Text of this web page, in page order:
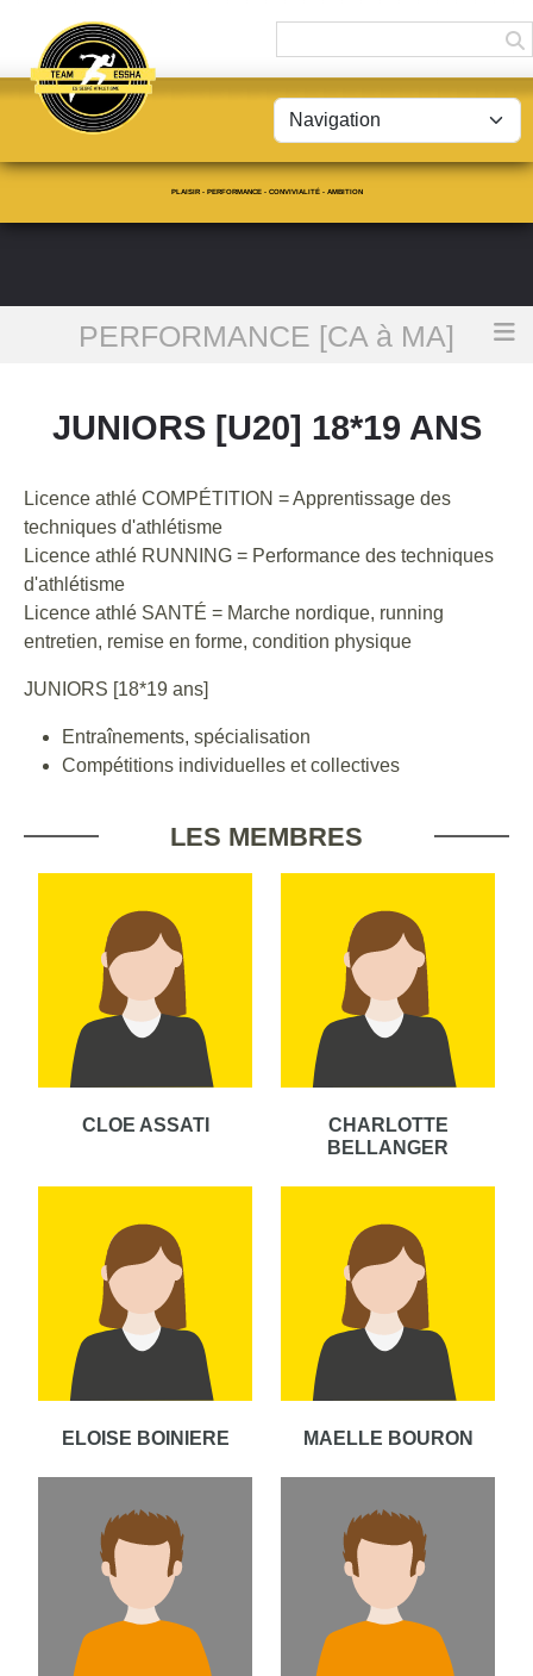
PLAISIR - PERFORMANCE - CONVIVIALITÉ - AMBITION
PERFORMANCE [CA à MA]
JUNIORS [U20] 18*19 ans
JUNIORS [U20] 18*19 ANS
Licence athlé COMPÉTITION = Apprentissage des
techniques d'athlétisme
Licence athlé RUNNING = Performance des techniques
d'athlétisme
Licence athlé SANTÉ = Marche nordique, running
entretien, remise en forme, condition physique
JUNIORS [18*19 ans]
Entraînements, spécialisation
Compétitions individuelles et collectives
LES MEMBRES
CLOE ASSATI
CHARLOTTE
BELLANGER
ELOISE BOINIERE MAELLE BOURON